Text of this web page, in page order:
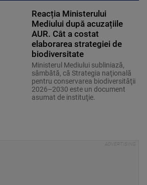
Reacția Ministerului
Mediului după acuzațiile
AUR. Cât a costat
elaborarea strategiei de
biodiversitate
Ministerul Mediului subliniază,
sâmbătă, că Strategia naţională
pentru conservarea biodiversităţii
2026–2030 este un document
asumat de instituţie.